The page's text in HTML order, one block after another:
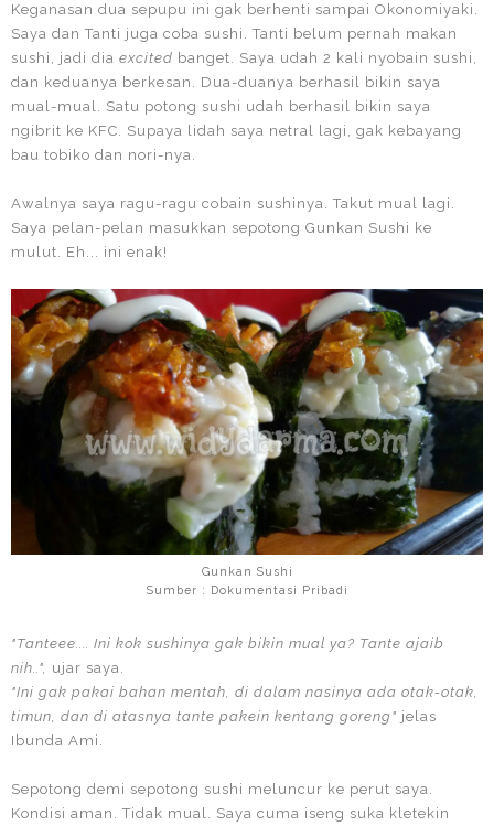
Keganasan dua sepupu ini gak berhenti sampai Okonomiyaki.
Saya dan Tanti juga coba sushi. Tanti belum pernah makan
sushi, jadi dia excited banget. Saya udah 2 kali nyobain sushi,
dan keduanya berkesan. Dua-duanya berhasil bikin saya
mual-mual. Satu potong sushi udah berhasil bikin saya
ngibrit ke KFC. Supaya lidah saya netral lagi, gak kebayang
bau tobiko dan nori-nya.
Awalnya saya ragu-ragu cobain sushinya. Takut mual lagi.
Saya pelan-pelan masukkan sepotong Gunkan Sushi ke
mulut. Eh... ini enak!
Gunkan Sushi
Sumber : Dokumentasi Pribadi
"Tanteee.... Ini kok sushinya gak bikin mual ya? Tante ajaib
nih..", ujar saya.
"Ini gak pakai bahan mentah, di dalam nasinya ada otak-otak,
timun, dan di atasnya tante pakein kentang goreng" jelas
Ibunda Ami.
Sepotong demi sepotong sushi meluncur ke perut saya.
Kondisi aman. Tidak mual. Saya cuma iseng suka kletekin